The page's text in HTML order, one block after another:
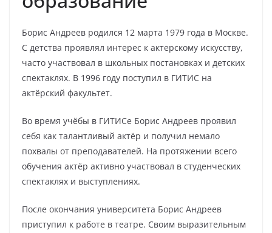
Борис Андреев родился 12 марта 1979 года в Москве.
С детства проявлял интерес к актерскому искусству,
часто участвовал в школьных постановках и детских
спектаклях. В 1996 году поступил в ГИТИС на
актёрский факультет.
Во время учёбы в ГИТИСе Борис Андреев проявил
себя как талантливый актёр и получил немало
похвалы от преподавателей. На протяжении всего
обучения актёр активно участвовал в студенческих
спектаклях и выступлениях.
После окончания университета Борис Андреев
приступил к работе в театре. Своим выразительным